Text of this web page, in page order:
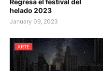
helado 2023
January 09, 2023
ARTE